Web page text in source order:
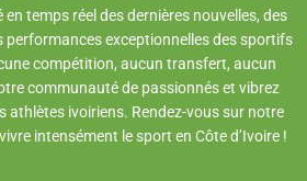
temps réel des dernières nouvelles, des
exceptionnelles des sportifs
compétition, aucun transfert, aucun
communauté de passionnés et vibrez
athlètes ivoiriens. Rendez-vous sur notre
intensément le sport en Côte d’Ivoire !